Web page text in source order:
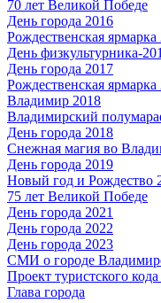
70 лет Великой Победе
День города 2016
Рождественская
День физкультурника-
День города 2017
Рождественская
Владимир 2018
Владимирский
День города 2018
Снежная магия во
День города 2019
Новый год и Рождество
75 лет Великой Победе
День города 2021
День города 2022
День города 2023
СМИ о городе
Проект туристского
Глава города